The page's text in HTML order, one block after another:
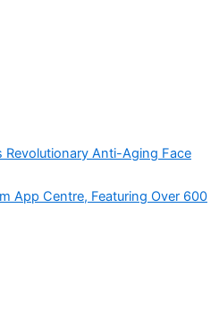
Revolutionary Anti-Aging Face
App Centre, Featuring Over 600